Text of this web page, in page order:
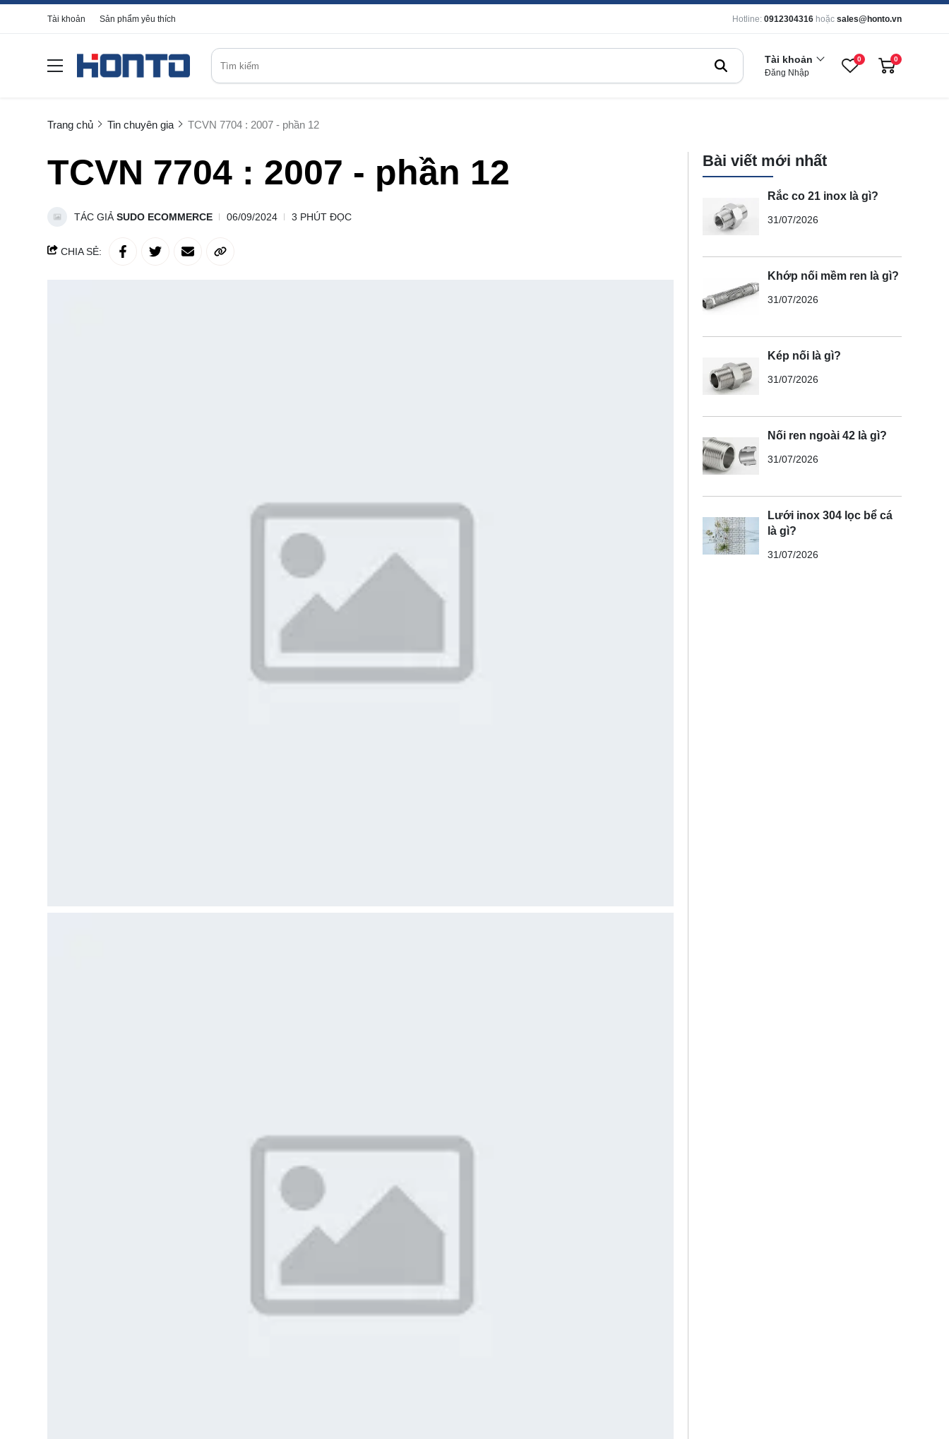
Tài khoản Sản phẩm yêu thích Hotline: 0912304316 hoặc sales@honto.vn
Tài khoản
Đăng Nhập
0 0
Trang chủ Tin chuyên gia TCVN 7704 : 2007 - phần 12
TCVN 7704 : 2007 - phần 12
TÁC GIẢ SUDO ECOMMERCE 06/09/2024 3 PHÚT ĐỌC
CHIA SẺ:
Bài viết mới nhất
Rắc co 21 inox là gì?
31/07/2026
Khớp nối mềm ren là gì?
31/07/2026
Kép nối là gì?
31/07/2026
Nối ren ngoài 42 là gì?
31/07/2026
Lưới inox 304 lọc bể cá
là gì?
31/07/2026